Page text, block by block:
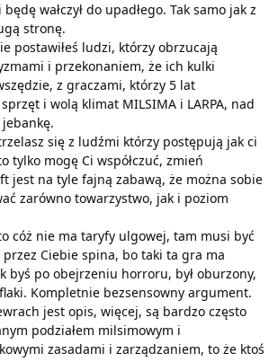
wałczył do upadłego. Tak samo jak z
stronę.
postawiłeś ludzi, którzy obrzucają
i przekonaniem, że ich kulki
z graczami, którzy 5 lat
i wolą klimat MILSIMA i LARPA, nad
się z ludźmi którzy postępują jak ci
tylko mogę Ci współczuć, zmień
jest na tyle fajną zabawą, że można sobie
zarówno towarzystwo, jak i poziom
cóż nie ma taryfy ulgowej, tam musi być
Ciebie spina, bo taki ta gra ma
byś po obejrzeniu horroru, był oburzony,
Kompletnie bezsensowny argument.
jest opis, więcej, są bardzo często
podziałem milsimowym i
zasadami i zarządzaniem, to że ktoś